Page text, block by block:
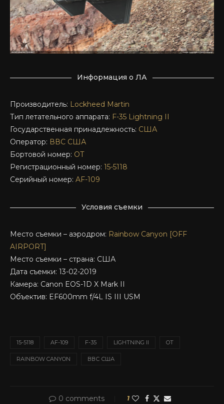
Информация о ЛА
Производитель: Lockheed Martin
Тип летательного аппарата: F-35 Lightning II
Государственная принадлежность: США
Оператор: ВВС США
Бортовой номер: OT
Регистрационный номер: 15-5118
Серийный номер: AF-109
Условия съемки
Место съемки – аэродром: Rainbow Canyon [OFF
AIRPORT]
Место съемки – страна: США
Дата съемки: 13-02-2019
Камера: Canon EOS-1D X Mark II
Объектив: EF600mm f/4L IS III USM
15-5118 AF-109 F-35 LIGHTNING II OT
RAINBOW CANYON ВВС США
0 comments 1